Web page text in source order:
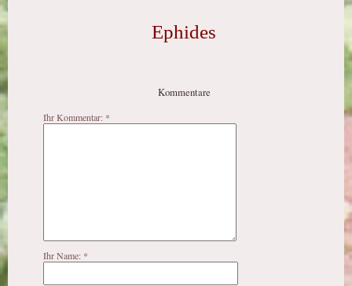
Ephides
Kommentare
Ihr Kommentar: *
Ihr Name: *